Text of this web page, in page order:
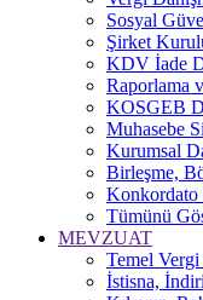
Sosyal
Şirket
KDV İade
Raporlama
KOSGEB
Muhasebe
Kurumsal
Birleşme,
Konkordato
Tümünü
MEVZUAT
Temel Vergi
İstisna,